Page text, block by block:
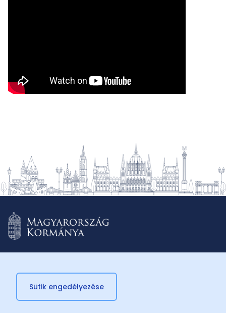
© 2026 Külügyminisztérium
Sütik engedélyezése